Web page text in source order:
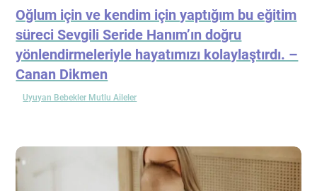
Oğlum için ve kendim için yaptığım bu eğitim
süreci Sevgili Seride Hanım’ın doğru
yönlendirmeleriyle hayatımızı kolaylaştırdı. –
Canan Dikmen
Uyuyan Bebekler Mutlu Aileler